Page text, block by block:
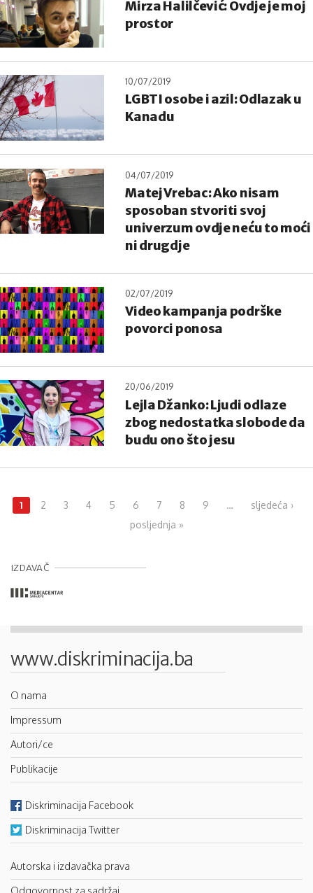
Mirza Halilčević: Ovdje je moj
prostor
10/07/2019
LGBTI osobe i azil: Odlazak u
Kanadu
04/07/2019
Matej Vrebac: Ako nisam
sposoban stvoriti svoj
univerzum ovdje neću to moći
ni drugdje
02/07/2019
Video kampanja podrške
povorci ponosa
20/06/2019
Lejla Džanko: Ljudi odlaze
zbog nedostatka slobode da
budu ono što jesu
Pages
1 2 3 4 5 6 7 8 9 …
sljedeća ›
posljednja »
IZDAVAČ
www.diskriminacija.ba
O nama
Impressum
Autori/ce
Publikacije
Diskriminacija Facebook
Diskriminacija Twitter
Autorska i izdavačka prava
Odgovornost za sadržaj